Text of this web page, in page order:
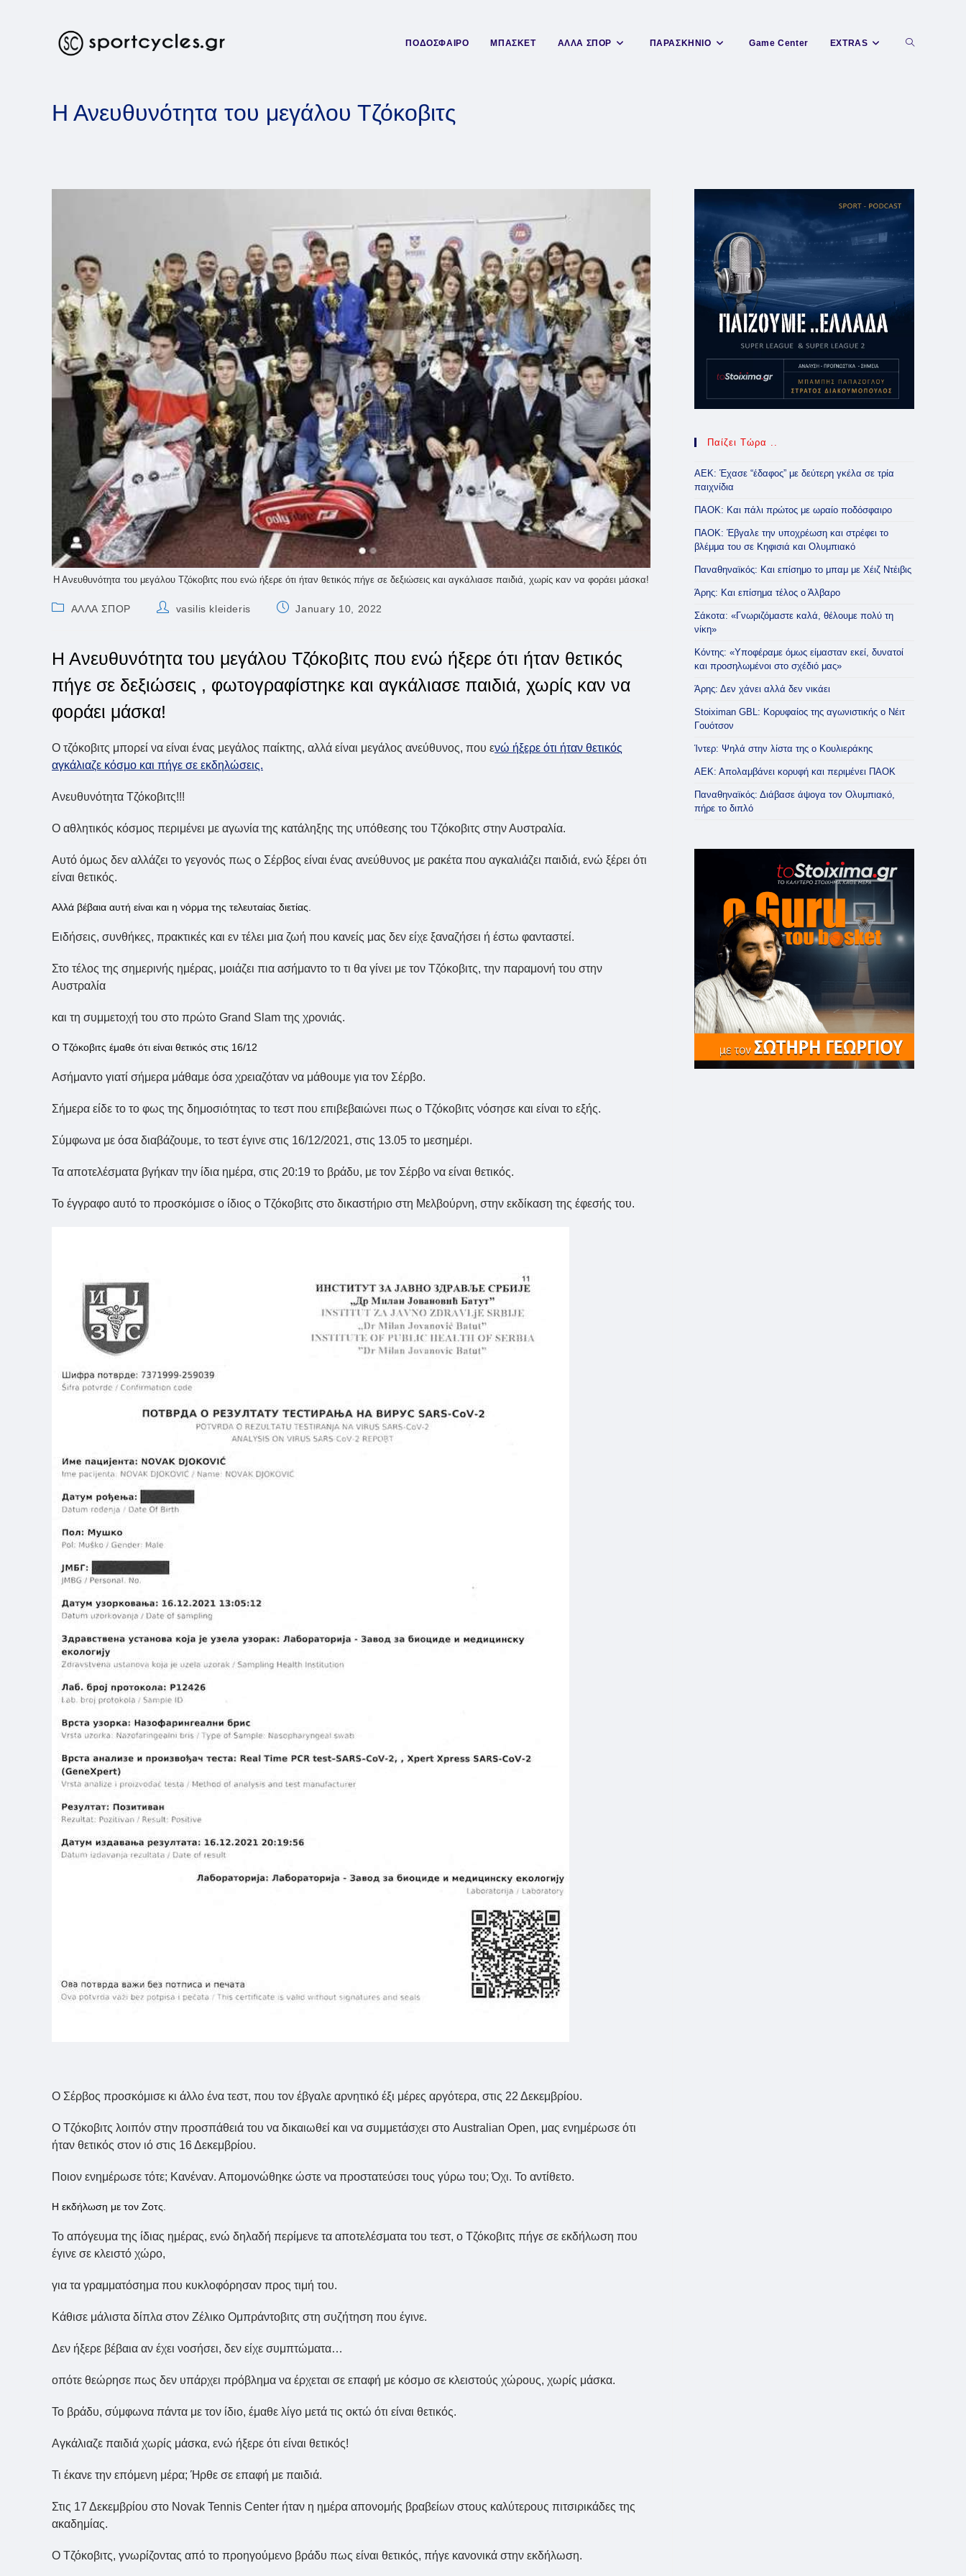
ΠΟΔΟΣΦΑΙΡΟ ΜΠΑΣΚΕΤ ΑΛΛΑ ΣΠΟΡ ΠΑΡΑΣΚΗΝΙΟ Game Center EXTRAS Toggle
Η Ανευθυνότητα του μεγάλου Τζόκοβιτς
Η Ανευθυνότητα του μεγάλου Τζόκοβιτς που ενώ ήξερε ότι ήταν θετικός πήγε σε δεξιώσεις και αγκάλιασε παιδιά, χωρίς καν να φοράει μάσκα!
PostΑΛΛΑ ΣΠΟΡ
Postvasilis kleideris
PostJanuary 10, 2022
Η Ανευθυνότητα του μεγάλου Τζόκοβιτς που ενώ ήξερε ότι ήταν θετικός
πήγε σε δεξιώσεις , φωτογραφίστηκε και αγκάλιασε παιδιά, χωρίς καν να
φοράει μάσκα!
Ο τζόκοβιτς μπορεί να είναι ένας μεγάλος παίκτης, αλλά είναι μεγάλος ανεύθυνος, που ενώ ήξερε ότι ήταν θετικός
αγκάλιαζε κόσμο και πήγε σε εκδηλώσεις.
Ανευθυνότητα Τζόκοβιτς!!!
Ο αθλητικός κόσμος περιμένει με αγωνία της κατάληξης της υπόθεσης του Τζόκοβιτς στην Αυστραλία.
Αυτό όμως δεν αλλάζει το γεγονός πως ο Σέρβος είναι ένας ανεύθυνος με ρακέτα που αγκαλιάζει παιδιά, ενώ ξέρει ότι
είναι θετικός.
Αλλά βέβαια αυτή είναι και η νόρμα της τελευταίας διετίας.
Ειδήσεις, συνθήκες, πρακτικές και εν τέλει μια ζωή που κανείς μας δεν είχε ξαναζήσει ή έστω φανταστεί.
Στο τέλος της σημερινής ημέρας, μοιάζει πια ασήμαντο το τι θα γίνει με τον Τζόκοβιτς, την παραμονή του στην
Αυστραλία
και τη συμμετοχή του στο πρώτο Grand Slam της χρονιάς.
Ο Τζόκοβιτς έμαθε ότι είναι θετικός στις 16/12
Ασήμαντο γιατί σήμερα μάθαμε όσα χρειαζόταν να μάθουμε για τον Σέρβο.
Σήμερα είδε το το φως της δημοσιότητας το τεστ που επιβεβαιώνει πως ο Τζόκοβιτς νόσησε και είναι το εξής.
Σύμφωνα με όσα διαβάζουμε, το τεστ έγινε στις 16/12/2021, στις 13.05 το μεσημέρι.
Τα αποτελέσματα βγήκαν την ίδια ημέρα, στις 20:19 το βράδυ, με τον Σέρβο να είναι θετικός.
Το έγγραφο αυτό το προσκόμισε ο ίδιος ο Τζόκοβιτς στο δικαστήριο στη Μελβούρνη, στην εκδίκαση της έφεσής του.
Ο Σέρβος προσκόμισε κι άλλο ένα τεστ, που τον έβγαλε αρνητικό έξι μέρες αργότερα, στις 22 Δεκεμβρίου.
Ο Τζόκοβιτς λοιπόν στην προσπάθειά του να δικαιωθεί και να συμμετάσχει στο Australian Open, μας ενημέρωσε ότι
ήταν θετικός στον ιό στις 16 Δεκεμβρίου.
Ποιον ενημέρωσε τότε; Κανέναν. Απομονώθηκε ώστε να προστατεύσει τους γύρω του; Όχι. Το αντίθετο.
Η εκδήλωση με τον Ζοτς.
Το απόγευμα της ίδιας ημέρας, ενώ δηλαδή περίμενε τα αποτελέσματα του τεστ, ο Τζόκοβιτς πήγε σε εκδήλωση που
έγινε σε κλειστό χώρο,
για τα γραμματόσημα που κυκλοφόρησαν προς τιμή του.
Κάθισε μάλιστα δίπλα στον Ζέλικο Ομπράντοβιτς στη συζήτηση που έγινε.
Δεν ήξερε βέβαια αν έχει νοσήσει, δεν είχε συμπτώματα…
οπότε θεώρησε πως δεν υπάρχει πρόβλημα να έρχεται σε επαφή με κόσμο σε κλειστούς χώρους, χωρίς μάσκα.
Το βράδυ, σύμφωνα πάντα με τον ίδιο, έμαθε λίγο μετά τις οκτώ ότι είναι θετικός.
Αγκάλιαζε παιδιά χωρίς μάσκα, ενώ ήξερε ότι είναι θετικός!
Τι έκανε την επόμενη μέρα; Ήρθε σε επαφή με παιδιά.
Στις 17 Δεκεμβρίου στο Novak Tennis Center ήταν η ημέρα απονομής βραβείων στους καλύτερους πιτσιρικάδες της
ακαδημίας.
Ο Τζόκοβιτς, γνωρίζοντας από το προηγούμενο βράδυ πως είναι θετικός, πήγε κανονικά στην εκδήλωση.
Παίζει Τώρα ..
ΑΕΚ: Έχασε “έδαφος” με δεύτερη γκέλα σε τρία
παιχνίδια
ΠΑΟΚ: Και πάλι πρώτος με ωραίο ποδόσφαιρο
ΠΑΟΚ: Έβγαλε την υποχρέωση και στρέφει το
βλέμμα του σε Κηφισιά και Ολυμπιακό
Παναθηναϊκός: Και επίσημο το μπαμ με Χέιζ Ντέιβις
Άρης: Και επίσημα τέλος ο Άλβαρο
Σάκοτα: «Γνωριζόμαστε καλά, θέλουμε πολύ τη
νίκη»
Κόντης: «Υποφέραμε όμως είμασταν εκεί, δυνατοί
και προσηλωμένοι στο σχέδιό μας»
Άρης: Δεν χάνει αλλά δεν νικάει
Stoiximan GBL: Κορυφαίος της αγωνιστικής ο Νέιτ
Γουότσον
Ίντερ: Ψηλά στην λίστα της ο Κουλιεράκης
ΑΕΚ: Απολαμβάνει κορυφή και περιμένει ΠΑΟΚ
Παναθηναϊκός: Διάβασε άψογα τον Ολυμπιακό,
πήρε το διπλό